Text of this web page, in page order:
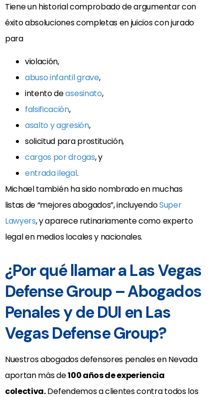
Tiene un historial comprobado de argumentar con
éxito absoluciones completas en juicios con jurado
para
violación,
abuso infantil grave,
intento deasesinato,
falsificación,
asalto y agresión,
solicitud para prostitución,
cargos por drogas, y
entrada ilegal.
Michael también ha sido nombrado en muchas
listas de “mejores abogados”, incluyendoSuper
Lawyers, y aparece rutinariamente como experto
legal en medios locales y nacionales.
¿Por qué llamar a Las Vegas
Defense Group – Abogados
Penales y de DUI en Las
Vegas Defense Group?
Nuestros abogados defensores penales en Nevada
aportan más de100 años de experiencia
colectiva.Defendemos a clientes contra todos los